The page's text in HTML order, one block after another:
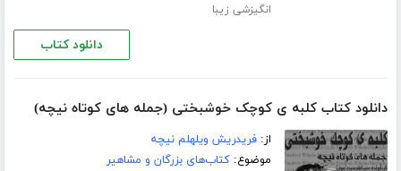
انگیزشی زیبا
دانلود کتاب
دانلود کتاب کلبه ی کوچک خوشبختی (جمله های کوتاه نیچه)
از:فریدریش ویلهلم نیچه
موضوع:کتاب‌های بزرگان و مشاهیر